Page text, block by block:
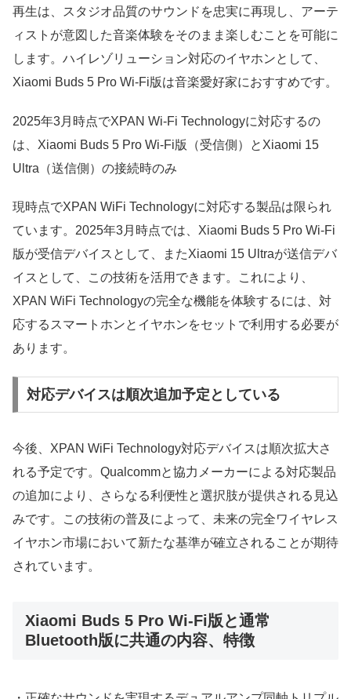
再生は、スタジオ品質のサウンドを忠実に再現し、アーテ
ィストが意図した音楽体験をそのまま楽しむことを可能に
します。ハイレゾリューション対応のイヤホンとして、
Xiaomi Buds 5 Pro Wi-Fi版は音楽愛好家におすすめです。
2025年3月時点でXPAN Wi-Fi Technologyに対応するの
は、Xiaomi Buds 5 Pro Wi-Fi版（受信側）とXiaomi 15
Ultra（送信側）の接続時のみ
現時点でXPAN WiFi Technologyに対応する製品は限られ
ています。2025年3月時点では、Xiaomi Buds 5 Pro Wi-Fi
版が受信デバイスとして、またXiaomi 15 Ultraが送信デバ
イスとして、この技術を活用できます。これにより、
XPAN WiFi Technologyの完全な機能を体験するには、対
応するスマートホンとイヤホンをセットで利用する必要が
あります。
対応デバイスは順次追加予定としている
今後、XPAN WiFi Technology対応デバイスは順次拡大さ
れる予定です。Qualcommと協力メーカーによる対応製品
の追加により、さらなる利便性と選択肢が提供される見込
みです。この技術の普及によって、未来の完全ワイヤレス
イヤホン市場において新たな基準が確立されることが期待
されています。
Xiaomi Buds 5 Pro Wi-Fi版と通常
Bluetooth版に共通の内容、特徴